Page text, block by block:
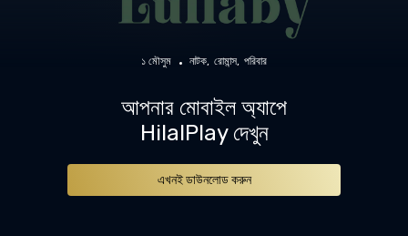
১ মৌসুম নাটক রোমান্স পরিবার
আপনার মোবাইল অ্যাপে
HilalPlay দেখুন
এখনই ডাউনলোড করুন